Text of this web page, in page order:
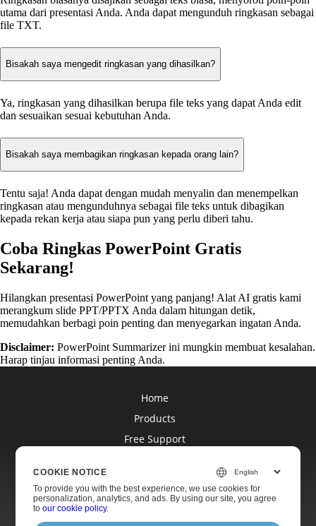
utama dari presentasi Anda. Anda dapat mengunduh ringkasan sebagai
file TXT.
Bisakah saya mengedit ringkasan yang dihasilkan?
Ya, ringkasan yang dihasilkan berupa file teks yang dapat Anda edit
dan sesuaikan sesuai kebutuhan Anda.
Bisakah saya membagikan ringkasan kepada orang lain?
Tentu saja! Anda dapat dengan mudah menyalin dan menempelkan
ringkasan atau mengunduhnya sebagai file teks untuk dibagikan
kepada rekan kerja atau siapa pun yang perlu diberi tahu.
Coba Ringkas PowerPoint Gratis
Sekarang!
Hilangkan presentasi PowerPoint yang panjang! Alat AI gratis kami
merangkum slide PPT/PPTX Anda dalam hitungan detik,
memudahkan berbagi poin penting dan menyegarkan ingatan Anda.
Disclaimer: PowerPoint Summarizer ini mungkin membuat kesalahan.
Harap tinjau informasi penting Anda.
COOKIE NOTICE
To provide you with the best experience, we use cookies for
personalization, analytics, and ads. By using our site, you agree
toour cookie policy.
Home
Products
Free Support
About